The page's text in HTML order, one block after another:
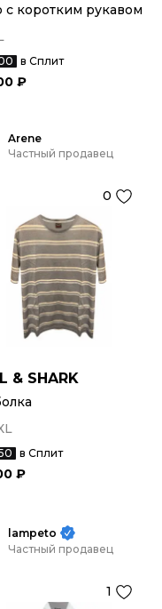
с коротким рукавом
в Сплит
₽
Arene
Частный продавец
0
& SHARK
в Сплит
₽
lampeto
Частный продавец
1